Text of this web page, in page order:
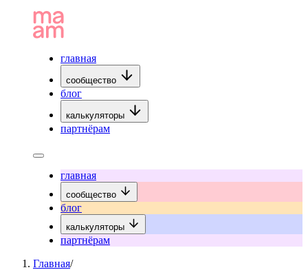
главная
сообщество
блог
калькуляторы
партнёрам
главная
сообщество
блог
калькуляторы
партнёрам
Главная/